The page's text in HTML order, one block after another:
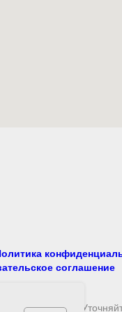
соглашение
офертой.